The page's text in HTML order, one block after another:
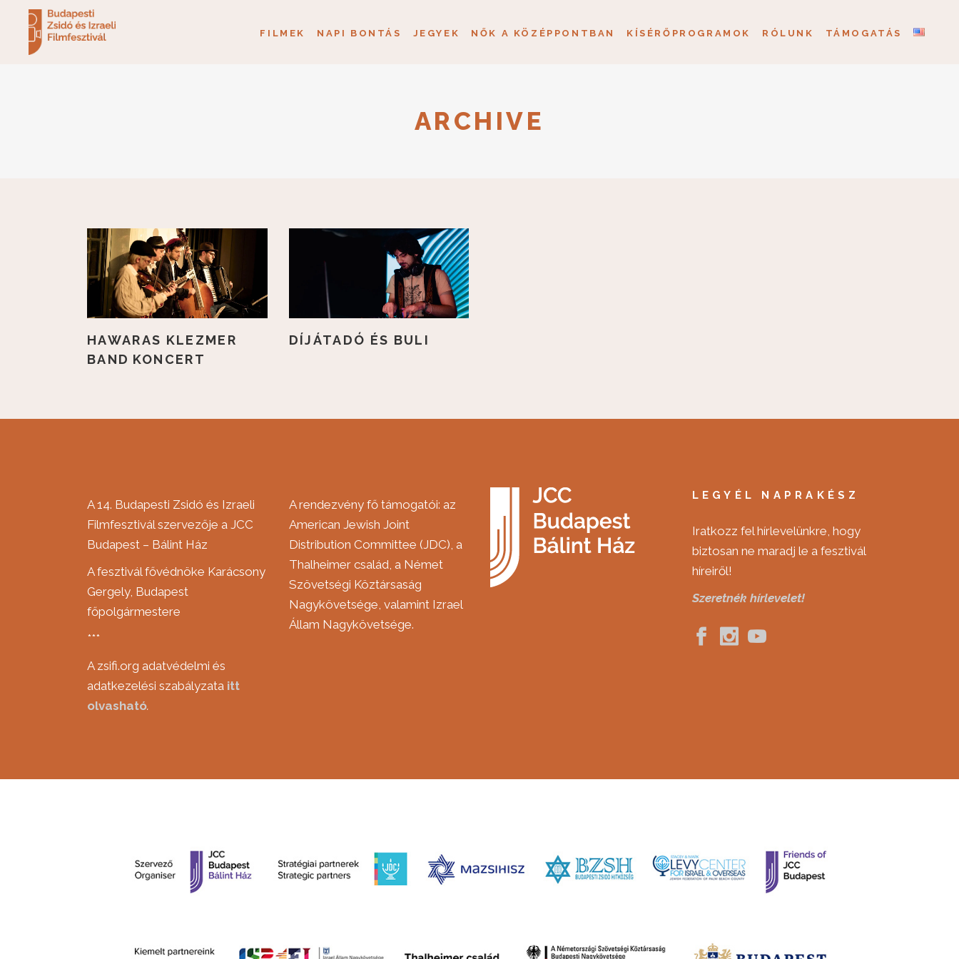
FILMEK NAPI BONTÁS JEGYEK NŐK A KÖZÉPPONTBAN KÍSÉRŐPROGRAMOK RÓLUNK TÁMOGATÁS
ARCHIVE
HAWARAS KLEZMER
BAND KONCERT
DÍJÁTADÓ ÉS BULI
A 14. Budapesti Zsidó és Izraeli
Filmfesztivál szervezője a JCC
Budapest – Bálint Ház
A fesztivál fővédnöke Karácsony
Gergely, Budapest
főpolgármestere
***
A zsifi.org adatvédelmi és
adatkezelési szabályzata itt
olvasható.
A rendezvény fő támogatói: az
American Jewish Joint
Distribution Committee (JDC), a
Thalheimer család, a Német
Szövetségi Köztársaság
Nagykövetsége, valamint Izrael
Állam Nagykövetsége.
LEGYÉL NAPRAKÉSZ
Iratkozz fel hírlevelünkre, hogy
biztosan ne maradj le a fesztivál
híreiről!
Szeretnék hírlevelet!